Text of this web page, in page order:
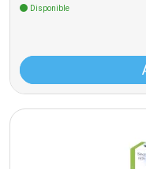
Disponible